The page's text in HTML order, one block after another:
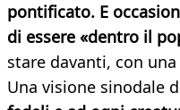
pontificato. E
di essere «dentro il
stare davanti, con
Una visione sinodale